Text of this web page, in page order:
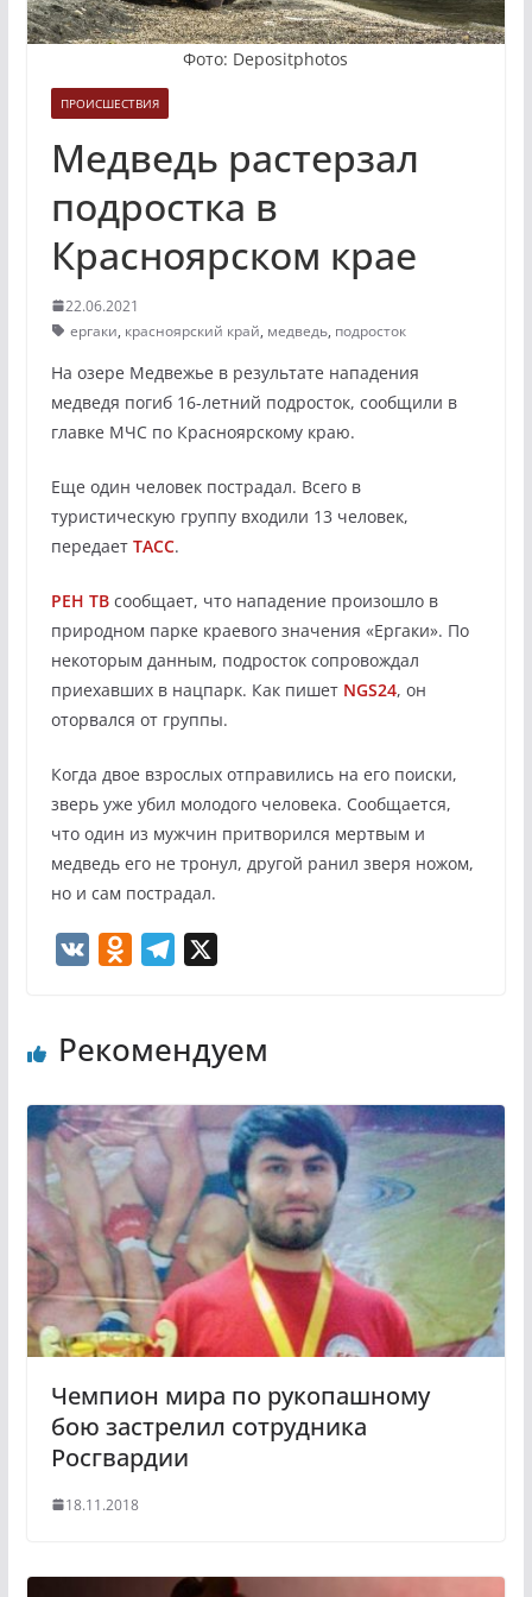
Фото: Depositphotos
ПРОИСШЕСТВИЯ
Медведь растерзал
подростка в
Красноярском крае
22.06.2021
ергаки, красноярский край, медведь, подросток
На озере Медвежье в результате нападения
медведя погиб 16-летний подросток, сообщили в
главке МЧС по Красноярскому краю.
Еще один человек пострадал. Всего в
туристическую группу входили 13 человек,
передает ТАСС.
РЕН ТВсообщает, что нападение произошло в
природном парке краевого значения «Ергаки». По
некоторым данным, подросток сопровождал
приехавших в нацпарк. Как пишет NGS24, он
оторвался от группы.
Когда двое взрослых отправились на его поиски,
зверь уже убил молодого человека. Сообщается,
что один из мужчин притворился мертвым и
медведь его не тронул, другой ранил зверя ножом,
но и сам пострадал.
o
l
a
s
s
n
k
i
e
m
Рекомендуем
Чемпион мира по рукопашному
бою застрелил сотрудника
Росгвардии
18.11.2018